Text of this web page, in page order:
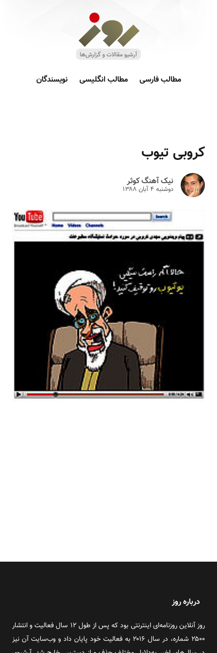
مطالب فارسی مطالب انگلیسی نویسندگان
کروبی تیوب
نیک آهنگ کوثر
دوشنبه ۴ آبان ۱۳۸۸
درباره روز
روز آنلاین روزنامه‌ای اینترنتی بود که پس از طول ۱۲ سال فعالیت و انتشار
۲۵۰۰ شماره، در سال ۲۰۱۶ به فعالیت خود پایان داد و وب‌سایت آن نیز